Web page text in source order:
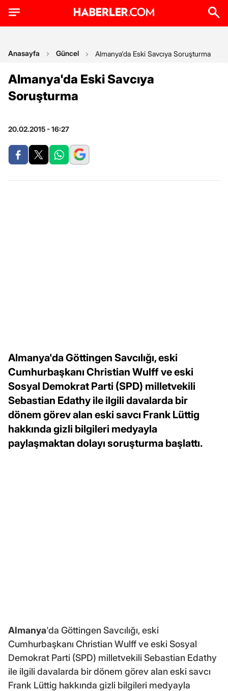
Anasayfa Güncel Almanya'da Eski Savcıya Soruşturma
Almanya'da Eski Savcıya
Soruşturma
20.02.2015 - 16:27
Almanya'da Göttingen Savcılığı, eski
Cumhurbaşkanı Christian Wulff ve eski
Sosyal Demokrat Parti (SPD) milletvekili
Sebastian Edathy ile ilgili davalarda bir
dönem görev alan eski savcı Frank Lüttig
hakkında gizli bilgileri medyayla
paylaşmaktan dolayı soruşturma başlattı.
Almanya'da Göttingen Savcılığı, eski
Cumhurbaşkanı Christian Wulff ve eski Sosyal
Demokrat Parti (SPD) milletvekili Sebastian Edathy
ile ilgili davalarda bir dönem görev alan eski savcı
Frank Lüttig hakkında gizli bilgileri medyayla